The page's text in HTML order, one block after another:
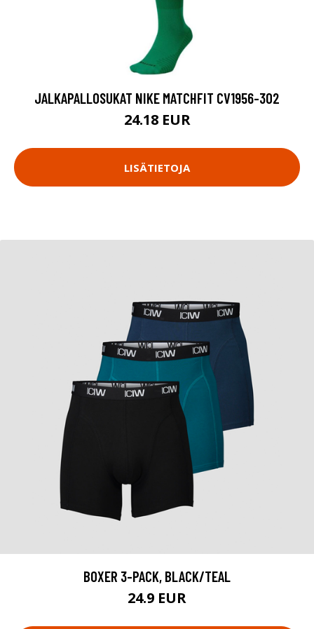
JALKAPALLOSUKAT NIKE MATCHFIT CV1956-302
24.18 EUR
LISÄTIETOJA
BOXER 3-PACK, BLACK/TEAL
24.9 EUR